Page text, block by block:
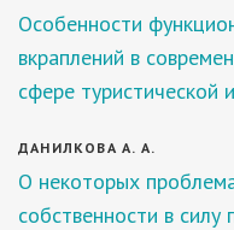
Особенности
вкраплений в
сфере туристической
ДАНИЛКОВА А. А.
О некоторых
собственности в